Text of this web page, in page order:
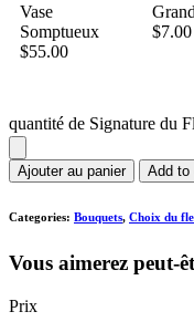
Vase
Somptueux
$55.00
$7.00
quantité de Signature du
Ajouter au panier Add to
Categories: Bouquets, Choix du
Vous aimerez peut-
Prix